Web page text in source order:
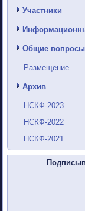
Участники
Общие вопросы
Размещение
Архив
НСКФ-2023
НСКФ-2022
НСКФ-2021